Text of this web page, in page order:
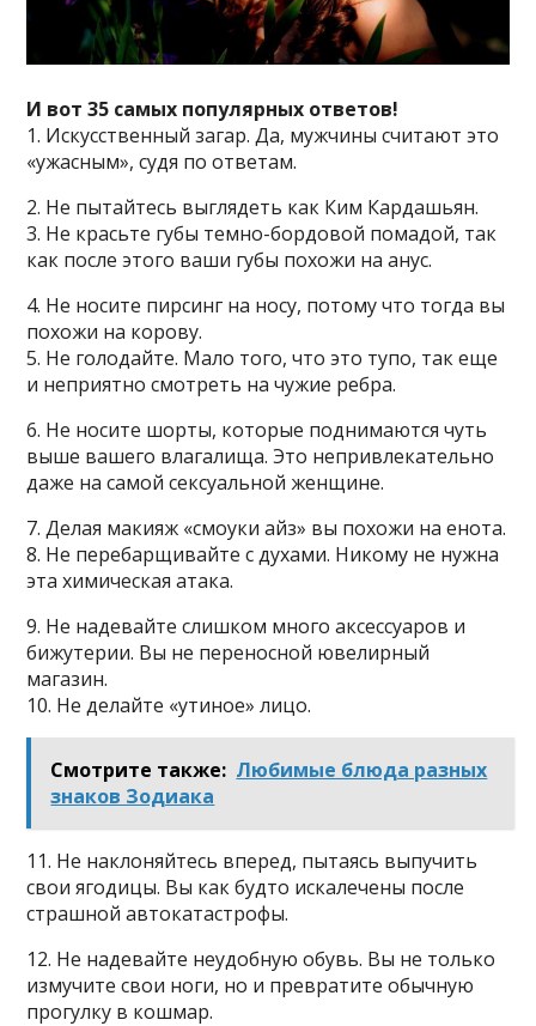
И вот 35 самых популярных ответов!
1. Искусственный загар. Да, мужчины считают это
«ужасным», судя по ответам.
2. Не пытайтесь выглядеть как Ким Кардашьян.
3. Не красьте губы темно-бордовой помадой, так
как после этого ваши губы похожи на анус.
4. Не носите пирсинг на носу, потому что тогда вы
похожи на корову.
5. Не голодайте. Мало того, что это тупо, так еще
и неприятно смотреть на чужие ребра.
6. Не носите шорты, которые поднимаются чуть
выше вашего влагалища. Это непривлекательно
даже на самой сексуальной женщине.
7. Делая макияж «смоуки айз» вы похожи на енота.
8. Не перебарщивайте с духами. Никому не нужна
эта химическая атака.
9. Не надевайте слишком много аксессуаров и
бижутерии. Вы не переносной ювелирный
магазин.
10. Не делайте «утиное» лицо.
Смотрите также: Любимые блюда разных
знаков Зодиака
11. Не наклоняйтесь вперед, пытаясь выпучить
свои ягодицы. Вы как будто искалечены после
страшной автокатастрофы.
12. Не надевайте неудобную обувь. Вы не только
измучите свои ноги, но и превратите обычную
прогулку в кошмар.